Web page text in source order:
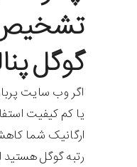
گوگل
اگر وب سایت
یا کم کیفیت
ارگانیک شما
رتبه گوگل